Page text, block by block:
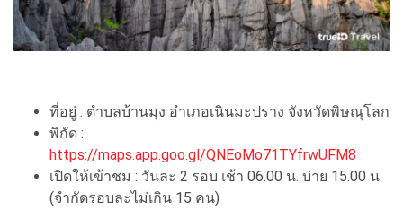
ที่อยู่ : ตำบลบ้านมุง อำเภอเนินมะปราง จังหวัดพิษณุโลก
พิกัด :
https://maps.app.goo.gl/QNEoMo71TYfrwUFM8
เปิดให้เข้าชม : วันละ 2 รอบ เช้า 06.00 น. บ่าย 15.00 น.
(จำกัดรอบละไม่เกิน 15 คน)